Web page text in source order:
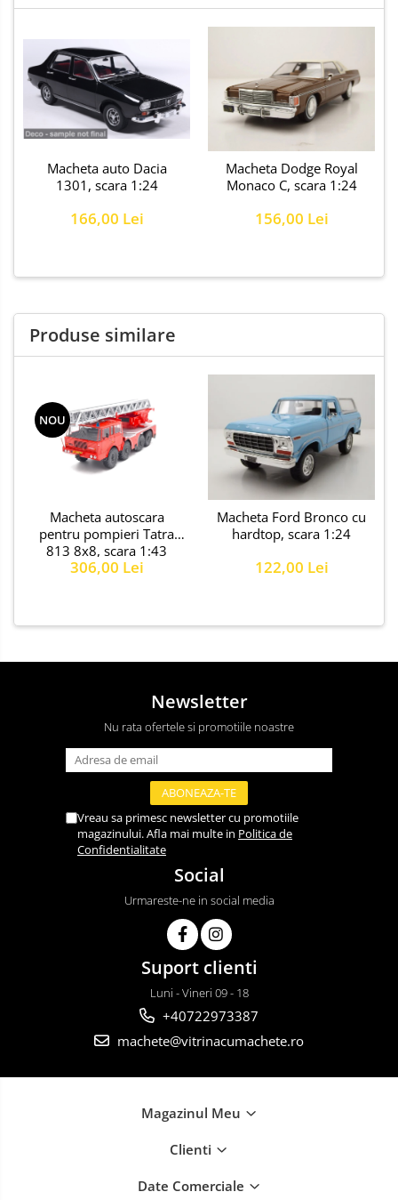
Macheta auto Dacia
1301, scara 1:24
166,00 Lei
Macheta Dodge Royal
Monaco C, scara 1:24
156,00 Lei
Produse similare
NOU
Macheta autoscara
pentru pompieri Tatra
813 8x8, scara 1:43
306,00 Lei
Macheta Ford Bronco cu
hardtop, scara 1:24
122,00 Lei
Newsletter
Nu rata ofertele si promotiile noastre
Vreau sa primesc newsletter cu promotiile
magazinului. Afla mai multe in Politica de
Confidentialitate
Social
Urmareste-ne in social media
Suport clienti
Luni - Vineri 09 - 18
+40722973387
machete@vitrinacumachete.ro
Magazinul Meu
Clienti
Date Comerciale